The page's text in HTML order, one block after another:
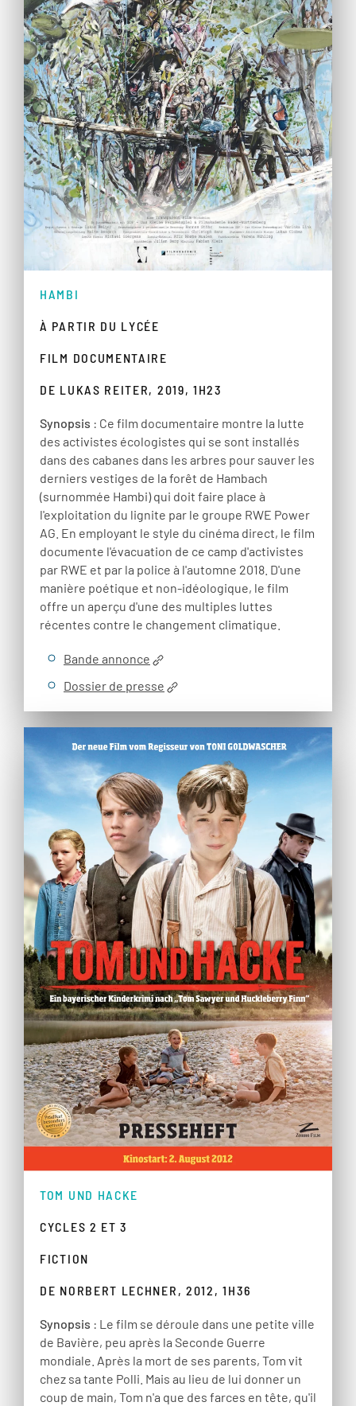
HAMBI
À PARTIR DU LYCÉE
FILM DOCUMENTAIRE
DE LUKAS REITER, 2019, 1H23
Synopsis : Ce film documentaire montre la lutte
des activistes écologistes qui se sont installés
dans des cabanes dans les arbres pour sauver les
derniers vestiges de la forêt de Hambach
(surnommée Hambi) qui doit faire place à
l'exploitation du lignite par le groupe RWE Power
AG. En employant le style du cinéma direct, le film
documente l'évacuation de ce camp d'activistes
par RWE et par la police à l'automne 2018. D'une
manière poétique et non-idéologique, le film
offre un aperçu d'une des multiples luttes
récentes contre le changement climatique.
Bande annonce
Dossier de presse
TOM UND HACKE
CYCLES 2 ET 3
FICTION
DE NORBERT LECHNER, 2012, 1H36
Synopsis : Le film se déroule dans une petite ville
de Bavière, peu après la Seconde Guerre
mondiale. Après la mort de ses parents, Tom vit
chez sa tante Polli. Mais au lieu de lui donner un
coup de main, Tom n'a que des farces en tête, qu'il